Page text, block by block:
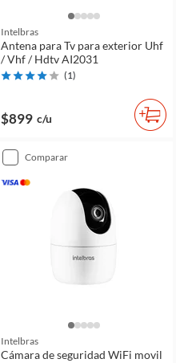
Intelbras
Antena para Tv para exterior Uhf
/ Vhf / Hdtv AI2031
(1)
$899 c/u
comparar
Intelbras
Cámara de seguridad WiFi movil